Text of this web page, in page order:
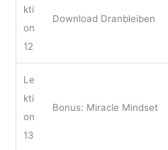
kti
on
12
Download Dranbleiben
Le
kti
on
13
Bonus: Miracle Mindset